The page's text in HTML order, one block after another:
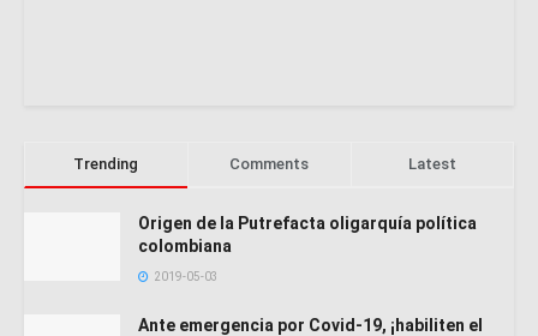
Trending Comments Latest
Origen de la Putrefacta oligarquía política
colombiana
2019-05-03
Ante emergencia por Covid-19, ¡habiliten el